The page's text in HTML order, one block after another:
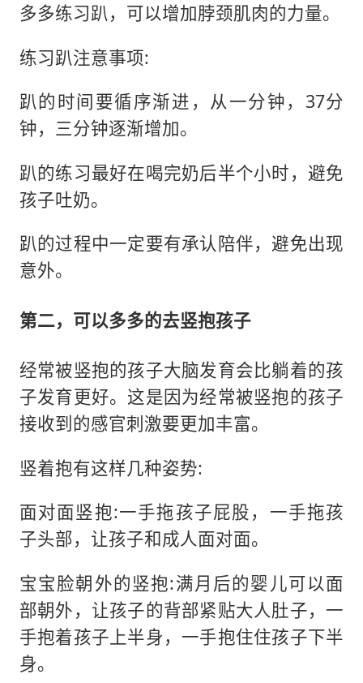
多多练习趴，可以增加脖颈肌肉的力量。
练习趴注意事项:
趴的时间要循序渐进，从一分钟，37分
钟，三分钟逐渐增加。
趴的练习最好在喝完奶后半个小时，避免
孩子吐奶。
趴的过程中一定要有承认陪伴，避免出现
意外。
第二，可以多多的去竖抱孩子
经常被竖抱的孩子大脑发育会比躺着的孩
子发育更好。这是因为经常被竖抱的孩子
接收到的感官刺激要更加丰富。
竖着抱有这样几种姿势:
面对面竖抱:一手拖孩子屁股，一手拖孩
子头部，让孩子和成人面对面。
宝宝脸朝外的竖抱:满月后的婴儿可以面
部朝外，让孩子的背部紧贴大人肚子，一
手抱着孩子上半身，一手抱住住孩子下半
身。